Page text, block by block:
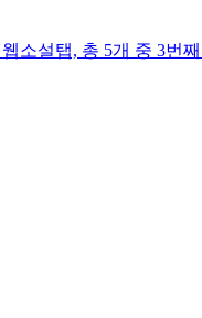
웹소설탭, 총 5개 중 3번째